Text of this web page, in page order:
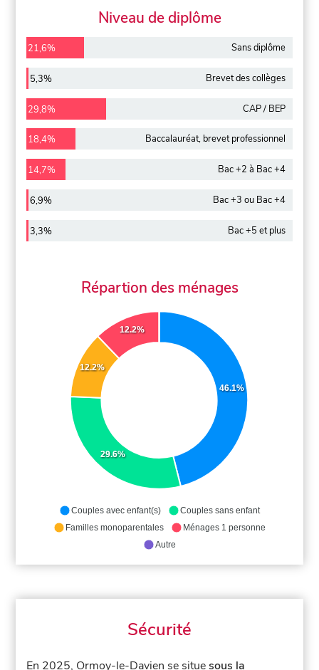
Niveau de diplôme
21,6% Sans diplôme
5,3% Brevet des collèges
29,8% CAP / BEP
18,4% Baccalauréat, brevet professionnel
14,7% Bac +2 à Bac +4
6,9% Bac +3 ou Bac +4
3,3% Bac +5 et plus
Répartion des ménages
46.1%
29.6%
12.2%
12.2%
Couples avec enfant(s)
Couples sans enfant
Familles monoparentales
Ménages 1 personne
Autre
Sécurité
En 2025, Ormoy-le-Davien se situesous la